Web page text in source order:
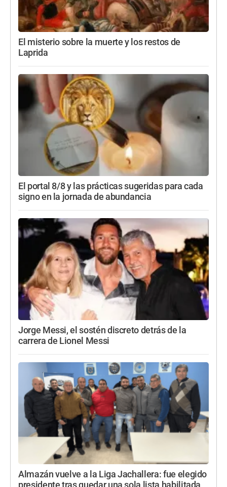
El misterio sobre la muerte y los restos de
Laprida
El portal 8/8 y las prácticas sugeridas para cada
signo en la jornada de abundancia
Jorge Messi, el sostén discreto detrás de la
carrera de Lionel Messi
Almazán vuelve a la Liga Jachallera: fue elegido